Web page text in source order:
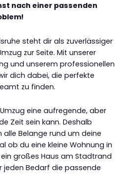
nach einer passenden
steht dir als zuverlässiger
zur Seite. Mit unserer
und unserem professionellen
dich dabei, die perfekte
zu finden.
eine aufregende, aber
Zeit sein kann. Deshalb
alle Belange rund um deine
ob du eine kleine Wohnung in
großes Haus am Stadtrand
jeden Bedarf die passende